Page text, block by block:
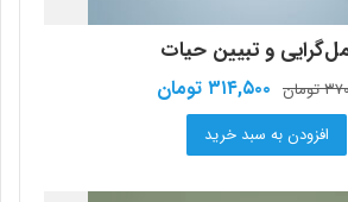
و تبیین حیات
تومان قیمت
اصلی:
۳۷۰,۰۰۰ تومان
بود.
۳۱۴,۵۰۰ تومان
افزودن به سبد خرید